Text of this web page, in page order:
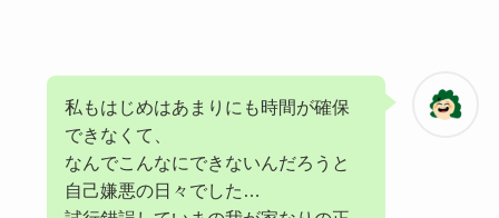
私もはじめはあまりにも時間が確保
できなくて、
なんでこんなにできないんだろうと
自己嫌悪の日々でした…